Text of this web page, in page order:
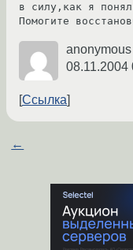
в силу,как я
Помогите
anonymous
08.11.2004
Ссылка
←